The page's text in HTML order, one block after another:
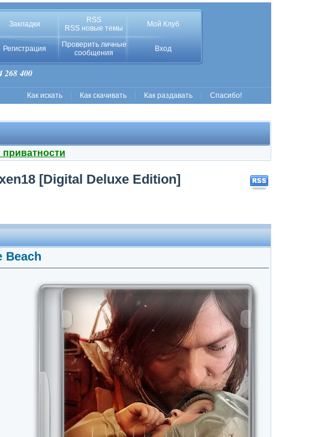
Закладки
RSS
RSS новые темы
Мой Клуб
Регистрация
Проверить личные
сообщения
Вход
268 400
Как искать Как скачивать Как раздавать Спасибо!
[Digital Deluxe Edition]
Beach